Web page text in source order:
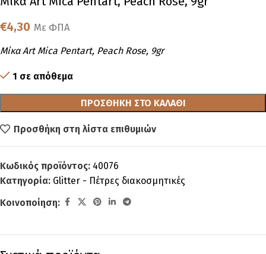
€4,30 Με ΦΠΑ
Μίκα Art Mica Pentart, Peach Rose, 9gr
1 σε απόθεμα
ΠΡΟΣΘΉΚΗ ΣΤΟ ΚΑΛΆΘΙ
Προσθήκη στη λίστα επιθυμιών
Κωδικός προϊόντος: 40076
Κατηγορία: Glitter - Πέτρες διακοσμητικές
Κοινοποίηση: